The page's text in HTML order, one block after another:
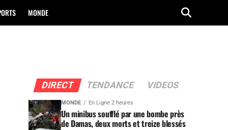
MONDE
DIRECT TENDANCE VIDEOS
MONDE En Ligne 2 heures
Un minibus soufflé par une bombe près
de Damas, deux morts et treize blessés